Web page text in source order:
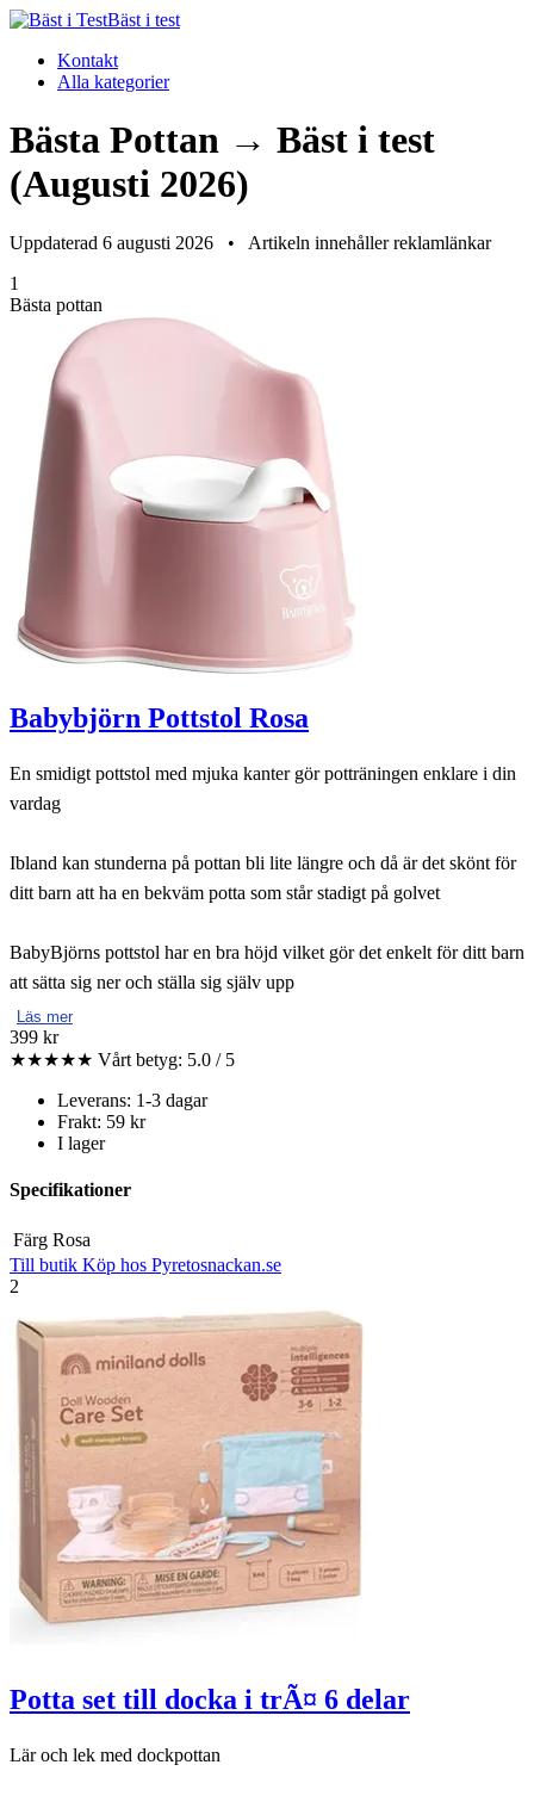
Bäst i test
Kontakt
Alla kategorier
Bästa Pottan → Bäst i test
(Augusti 2026)
Uppdaterad 6 augusti 2026 •
Artikeln innehåller reklamlänkar
1
Bästa pottan
Babybjörn Pottstol Rosa
En smidigt pottstol med mjuka kanter gör potträningen enklare i din
vardag
Ibland kan stunderna på pottan bli lite längre och då är det skönt för
ditt barn att ha en bekväm potta som står stadigt på golvet
BabyBjörns pottstol har en bra höjd vilket gör det enkelt för ditt barn
att sätta sig ner och ställa sig själv upp
Läs mer
399 kr
★★★★★ Vårt betyg: 5.0 / 5
Leverans: 1-3 dagar
Frakt: 59 kr
I lager
Specifikationer
Färg Rosa
Till butik Köp hos Pyretosnackan.se
2
Potta set till docka i trÃ¤ 6 delar
Lär och lek med dockpottan